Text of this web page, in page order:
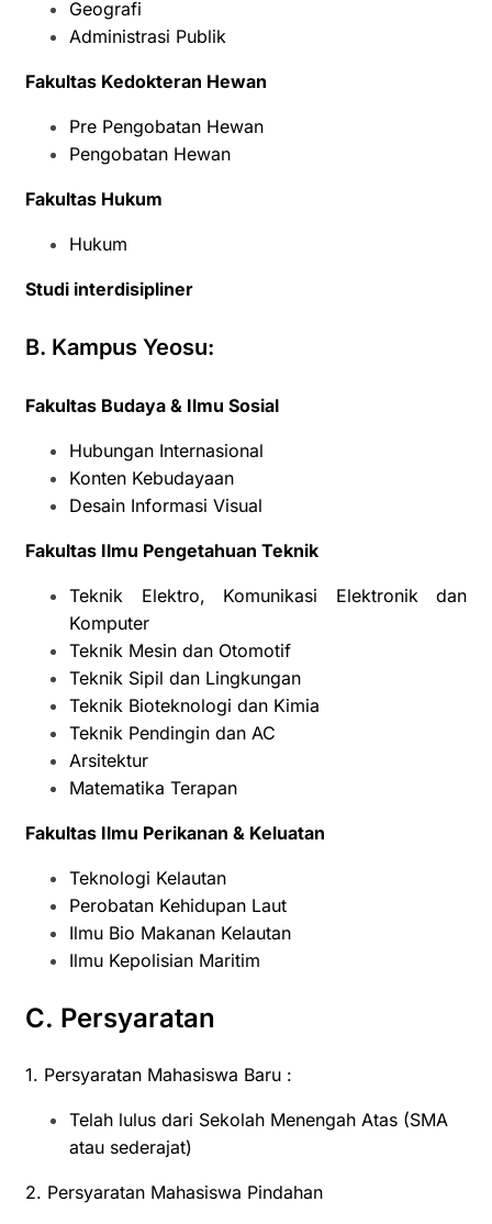
Geografi
Administrasi Publik
Fakultas Kedokteran Hewan
Pre Pengobatan Hewan
Pengobatan Hewan
Fakultas Hukum
Hukum
Studi interdisipliner
B. Kampus Yeosu:
Fakultas Budaya & Ilmu Sosial
Hubungan Internasional
Konten Kebudayaan
Desain Informasi Visual
Fakultas Ilmu Pengetahuan Teknik
Teknik Elektro, Komunikasi Elektronik dan
Komputer
Teknik Mesin dan Otomotif
Teknik Sipil dan Lingkungan
Teknik Bioteknologi dan Kimia
Teknik Pendingin dan AC
Arsitektur
Matematika Terapan
Fakultas Ilmu Perikanan & Keluatan
Teknologi Kelautan
Perobatan Kehidupan Laut
Ilmu Bio Makanan Kelautan
Ilmu Kepolisian Maritim
C. Persyaratan
1. Persyaratan Mahasiswa Baru :
Telah lulus dari Sekolah Menengah Atas (SMA
atau sederajat)
2. Persyaratan Mahasiswa Pindahan